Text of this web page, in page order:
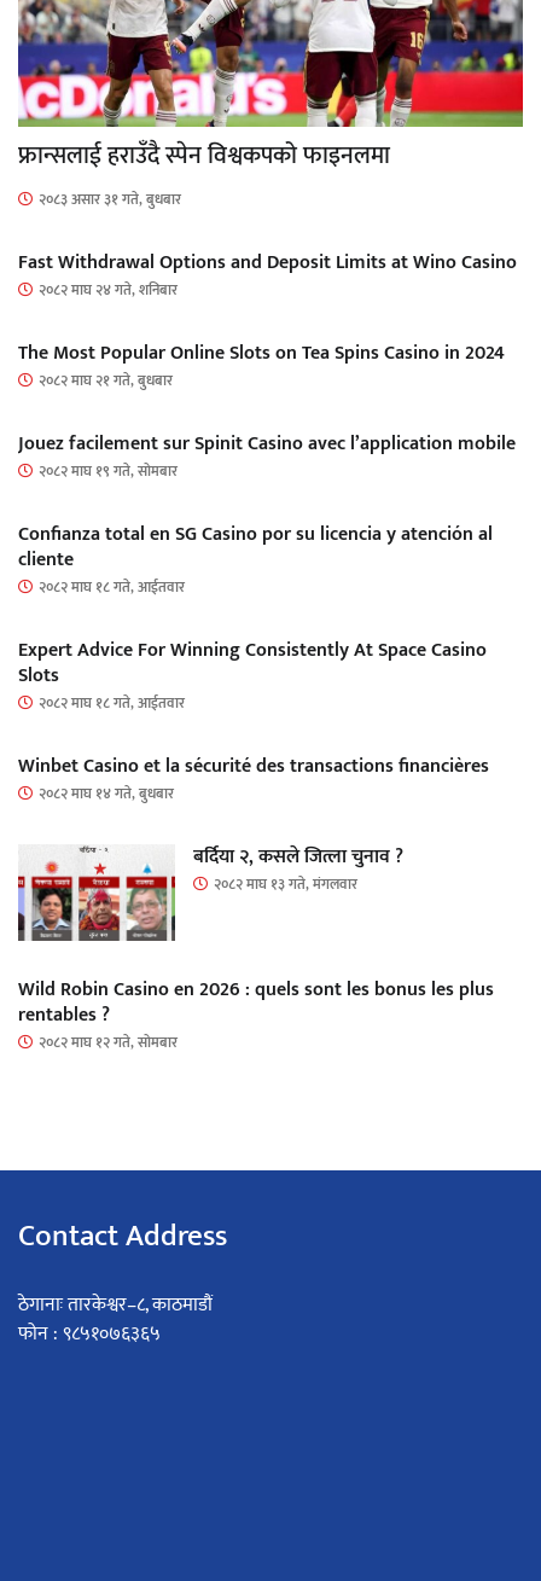
फ्रान्सलाई हराउँदै स्पेन विश्वकपको फाइनलमा
२०८३ असार ३१ गते, बुधबार
Fast Withdrawal Options and Deposit Limits at Wino Casino
२०८२ माघ २४ गते, शनिबार
The Most Popular Online Slots on Tea Spins Casino in 2024
२०८२ माघ २१ गते, बुधबार
Jouez facilement sur Spinit Casino avec l’application mobile
२०८२ माघ १९ गते, सोमबार
Confianza total en SG Casino por su licencia y atención al
cliente
२०८२ माघ १८ गते, आईतवार
Expert Advice For Winning Consistently At Space Casino
Slots
२०८२ माघ १८ गते, आईतवार
Winbet Casino et la sécurité des transactions financières
२०८२ माघ १४ गते, बुधबार
बर्दिया २, कसले जित्ला चुनाव ?
२०८२ माघ १३ गते, मंगलवार
Wild Robin Casino en 2026 : quels sont les bonus les plus
rentables ?
२०८२ माघ १२ गते, सोमबार
Contact Address
ठेगानाः तारकेश्वर–८, काठमाडौं
फोन : ९८५१०७६३६५